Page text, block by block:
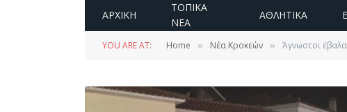
ΑΡΧΙΚΗ
ΤΟΠΙΚΑ
ΝΕΑ
ΑΘΛΗΤΙΚΑ
YOU ARE AT: Home » Νέα Κροκεών » Άγνωστοι